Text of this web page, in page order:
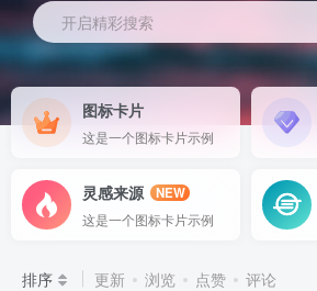
开启精彩搜索
图标卡片
这是一个图标卡片示例
灵感来源
NEW
这是一个图标卡片示例
排序 更新 浏览 点赞 评论